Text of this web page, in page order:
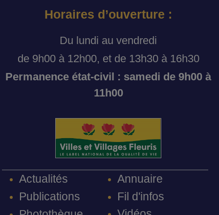
Horaires d’ouverture :
Du lundi au vendredi
de 9h00 à 12h00, et de 13h30 à 16h30
Permanence état-civil : samedi de 9h00 à
11h00
Actualités
Publications
Annuaire
Fil d'infos